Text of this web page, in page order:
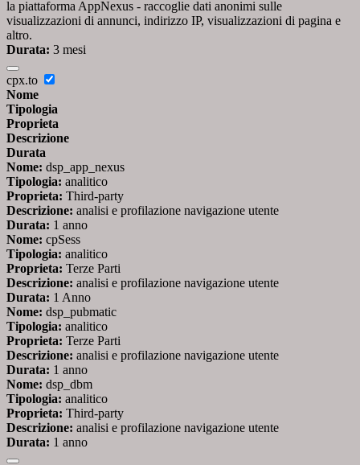
la piattaforma AppNexus - raccoglie dati anonimi sulle
visualizzazioni di annunci, indirizzo IP, visualizzazioni di pagina e
altro.
Durata: 3 mesi
cpx.to
Nome
Tipologia
Proprieta
Descrizione
Durata
Nome: dsp_app_nexus
Tipologia: analitico
Proprieta: Third-party
Descrizione: analisi e profilazione navigazione utente
Durata: 1 anno
Nome: cpSess
Tipologia: analitico
Proprieta: Terze Parti
Descrizione: analisi e profilazione navigazione utente
Durata: 1 Anno
Nome: dsp_pubmatic
Tipologia: analitico
Proprieta: Terze Parti
Descrizione: analisi e profilazione navigazione utente
Durata: 1 anno
Nome: dsp_dbm
Tipologia: analitico
Proprieta: Third-party
Descrizione: analisi e profilazione navigazione utente
Durata: 1 anno